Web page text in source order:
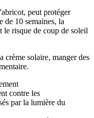
peut protéger
de 10 semaines, la
le risque de coup de soleil
crème solaire, manger des
contre les
par la lumière du